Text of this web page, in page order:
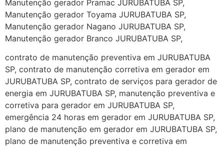
Manutenção gerador Pramac JURUBATUBA SP,
Manutenção gerador Toyama JURUBATUBA SP,
Manutenção gerador Nagano JURUBATUBA SP,
Manutenção gerador Branco JURUBATUBA SP,
contrato de manutenção preventiva em JURUBATUBA
SP, contrato de manutenção corretiva em gerador em
JURUBATUBA SP, contrato de serviços para gerador de
energia em JURUBATUBA SP, manutenção preventiva e
corretiva para gerador em JURUBATUBA SP,
emergência 24 horas em gerador em JURUBATUBA SP,
plano de manutenção em gerador em JURUBATUBA SP,
plano de manutenção preventiva e corretiva em